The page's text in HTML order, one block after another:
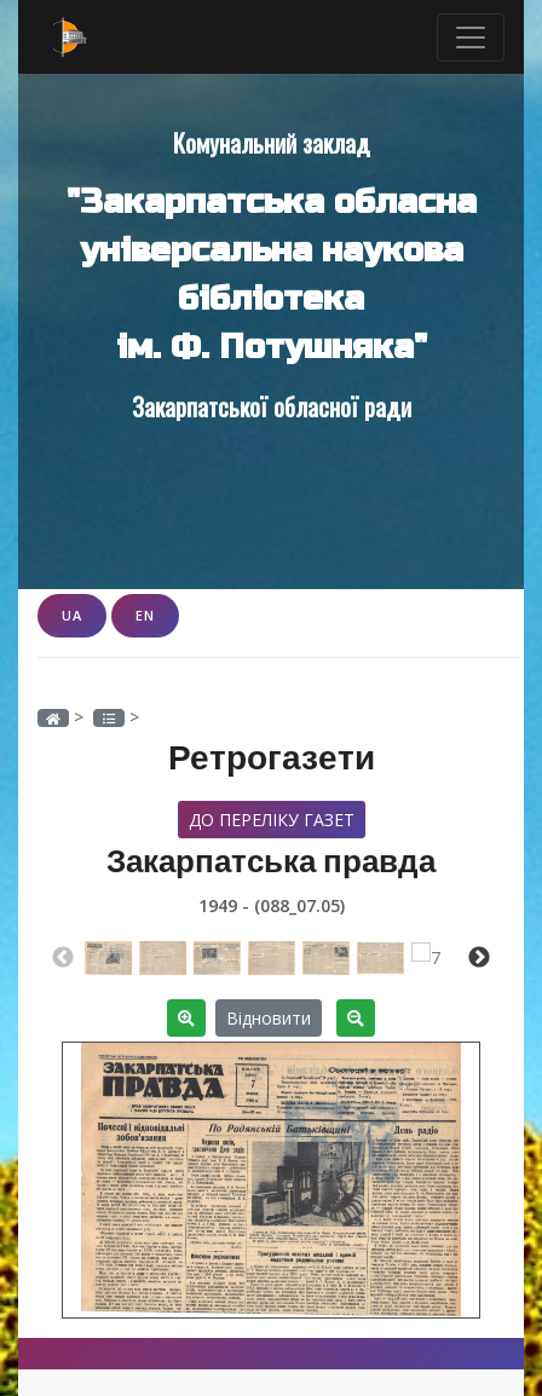
Комунальний заклад
"Закарпатська обласна
універсальна наукова
бібліотека
ім. Ф. Потушняка"
Закарпатської обласної ради
UA EN
> >
Ретрогазети
ДО ПЕРЕЛІКУ ГАЗЕТ
Закарпатська правда
1949 - (088_07.05)
Відновити